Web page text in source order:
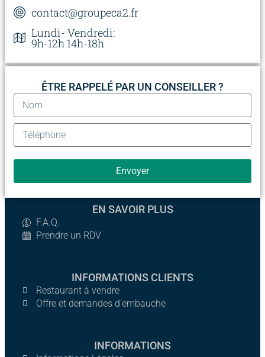
contact@groupeca2.fr
Lundi- Vendredi:
9h-12h 14h-18h
ÊTRE RAPPELÉ PAR UN CONSEILLER ?
Envoyer
EN SAVOIR PLUS
F.A.Q.
Prendre un RDV
INFORMATIONS CLIENTS
Restaurant à vendre
Offre et demandes d'embauche
INFORMATIONS